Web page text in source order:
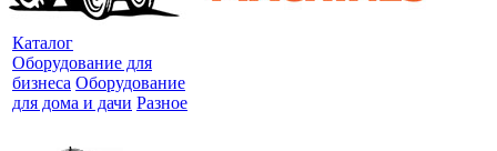
Каталог
Оборудование для
бизнеса Оборудование
для дома и дачи Разное